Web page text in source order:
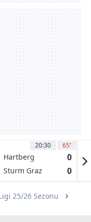
20:30 65'
Hartberg 0
Sturm Graz 0
25/26 Sezonu